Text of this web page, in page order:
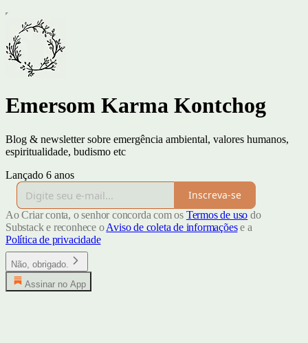
Emersom Karma Kontchog
Blog & newsletter sobre emergência ambiental, valores humanos,
espiritualidade, budismo etc
Lançado 6 anos
Inscreva-se
Ao Criar conta, o senhor concorda com os Termos de uso do
Substack e reconhece oAviso de coleta de informaçõese a
Política de privacidade
Não, obrigado.
Assinar no App